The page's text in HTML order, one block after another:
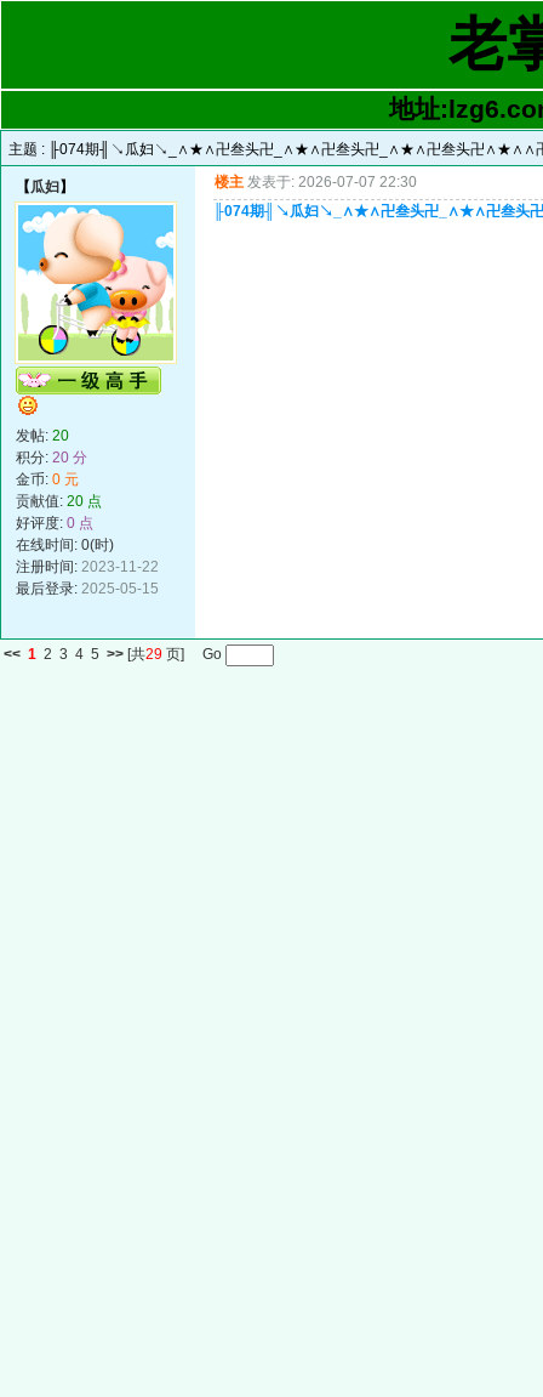
老
地址
主题 : ╟074期╢↘瓜妇↘_∧★∧卍叁头卍_∧★∧卍叁头卍_∧★∧卍叁头卍∧★∧∧卍
【瓜妇】
发帖: 20
积分: 20 分
金币: 0 元
贡献值: 20 点
好评度: 0 点
在线时间: 0(时)
注册时间: 2023-11-22
最后登录: 2025-05-15
楼主 发表于: 2026-07-07 22:30
╟074期╢↘瓜妇↘_∧★∧卍叁头卍_∧★∧卍叁头
<< 1 2 3 4 5 >> [共29 页] Go